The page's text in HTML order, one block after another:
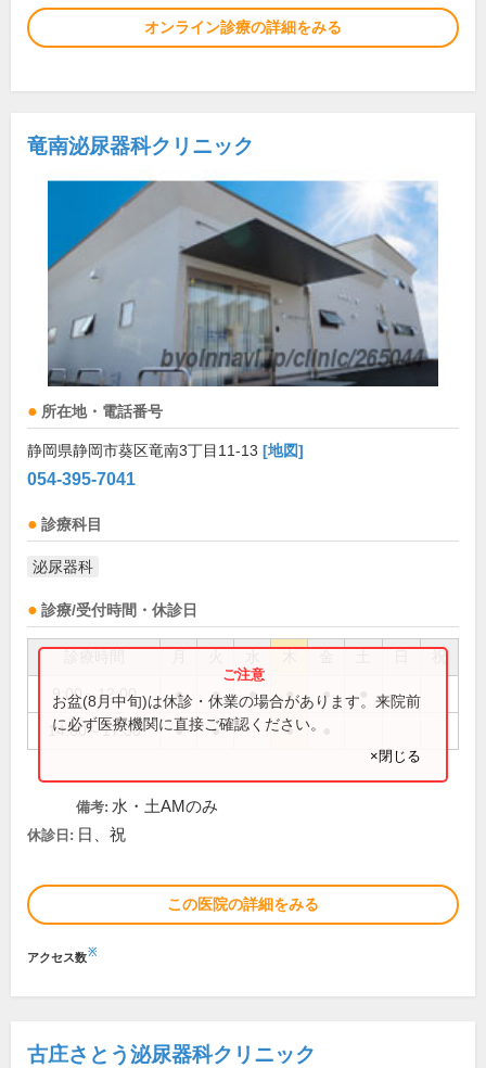
オンライン診療の詳細をみる
竜南泌尿器科クリニック
所在地・電話番号
静岡県静岡市葵区竜南3丁目11-13 [地図]
054-395-7041
診療科目
泌尿器科
診療/受付時間・休診日
祝
9:00～12:00 ● ● ● ● ●
14:00～17:30 ● ● ●
お盆(8月中旬)は休診・休業の場合があります。来院前
に必ず医療機関に直接ご確認ください。
×閉じる
備考: 水・土AMのみ
休診日: 日、祝
この医院の詳細をみる
アクセス数※
古庄さとう泌尿器科クリニック